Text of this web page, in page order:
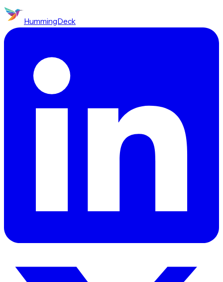
HummingDeck